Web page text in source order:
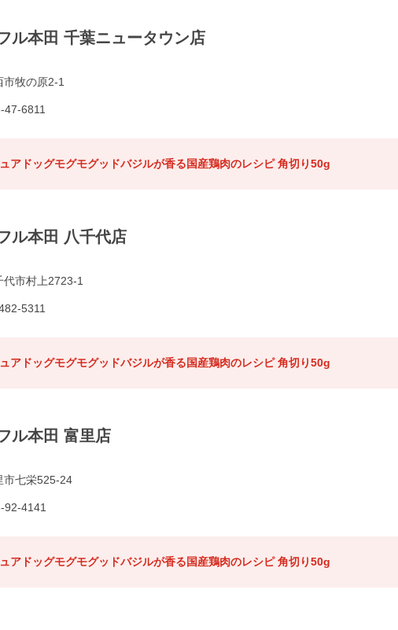
ル本田 千葉ニュータウン店
市牧の原2-1
47-6811
アドッグモグモグッドバジルが香る国産鶏肉のレシピ 角切り50g
ル本田 八千代店
代市村上2723-1
5311
アドッグモグモグッドバジルが香る国産鶏肉のレシピ 角切り50g
ル本田 富里店
市七栄525-24
92-4141
アドッグモグモグッドバジルが香る国産鶏肉のレシピ 角切り50g